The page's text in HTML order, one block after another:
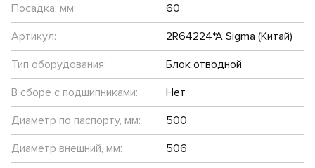
Посадка, мм:
60
Артикул:
2R64224*A Sigma (Китай)
Тип оборудования:
Блок отводной
В сборе с подшипниками:
Нет
Диаметр по паспорту, мм:
500
Диаметр внешний, мм:
506